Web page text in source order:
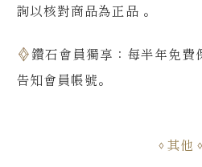
詢以核對商品為正品 。
鑽石會員獨享：每半年免費
告知會員帳號。
其他